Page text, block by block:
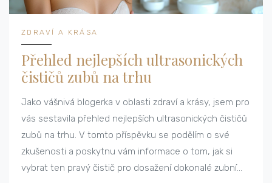
ZDRAVÍ A KRÁSA
Přehled nejlepších ultrasonických
čističů zubů na trhu
Jako vášnivá blogerka v oblasti zdraví a krásy, jsem pro
vás sestavila přehled nejlepších ultrasonických čističů
zubů na trhu. V tomto příspěvku se podělím o své
zkušenosti a poskytnu vám informace o tom, jak si
vybrat ten pravý čistič pro dosažení dokonalé zubní